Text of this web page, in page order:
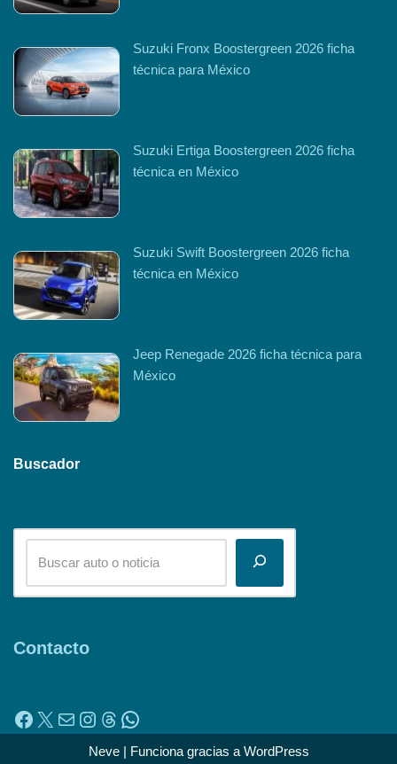
Suzuki Fronx Boostergreen 2026 ficha
técnica para México
Suzuki Ertiga Boostergreen 2026 ficha
técnica en México
Suzuki Swift Boostergreen 2026 ficha
técnica en México
Jeep Renegade 2026 ficha técnica para
México
Buscador
Contacto
Neve| Funciona gracias a WordPress